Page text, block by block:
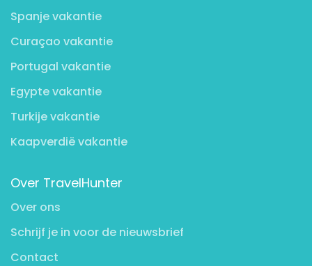
Spanje vakantie
Curaçao vakantie
Portugal vakantie
Egypte vakantie
Turkije vakantie
Kaapverdië vakantie
Over TravelHunter
Over ons
Schrijf je in voor de nieuwsbrief
Contact